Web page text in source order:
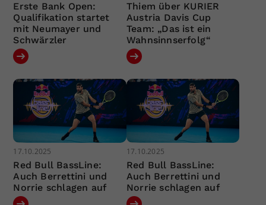
Erste Bank Open:
Qualifikation startet
mit Neumayer und
Schwärzler
Thiem über KURIER
Austria Davis Cup
Team: „Das ist ein
Wahnsinnserfolg“
17.10.2025
Red Bull BassLine:
Auch Berrettini und
Norrie schlagen auf
17.10.2025
Red Bull BassLine:
Auch Berrettini und
Norrie schlagen auf